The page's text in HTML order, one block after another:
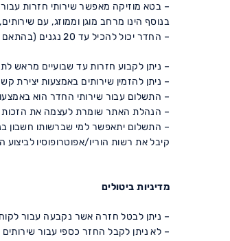
– בטא מוזיקה מאפשר שירותי חזרות עבור
בנוסף הינו מרחב מוגן וממוזג, עם
– החדר יכול להכיל עד 20 נגנים (בהתאם להרכב הנגנים וציוד הנגנים)
– ניתן לקבוע חזרות עד שבועיים מראש
– ניתן להזמין שירותים באמצעות
– התשלום עבור שירותי החדר הוא
– הנהלת האתר שומרת לעצמה את הזכות
– התשלום יתאפשר למי שברשותו חשבון
קיבל את רשות הוריו/אפוטרופוסיו
מדיניות ביטולים
– ניתן לבטל חזרה אשר נקבעה עבור לקוח עד 48 שעות לפני מועד החזרה. במידה ולא, הלקוח יחוייב בקנס כספי של 50%
– לא ניתן לקבל החזר כספי עבור